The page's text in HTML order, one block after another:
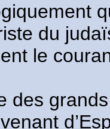
du
le
des